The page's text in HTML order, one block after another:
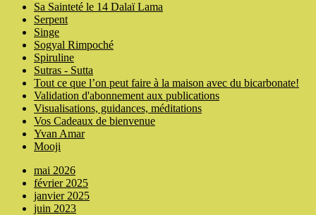
Sa Sainteté le 14 Dalaï Lama
Serpent
Singe
Sogyal Rimpoché
Spiruline
Sutras - Sutta
Tout ce que l’on peut faire à la maison avec du bicarbonate!
Validation d'abonnement aux publications
Visualisations, guidances, méditations
Vos Cadeaux de bienvenue
Yvan Amar
Mooji
mai 2026
février 2025
janvier 2025
juin 2023